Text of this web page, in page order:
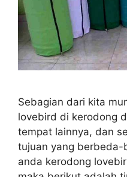
Sebagian dari kita
lovebird di kerodong
tempat lainnya, dan
tujuan yang berbeda-
anda kerodong